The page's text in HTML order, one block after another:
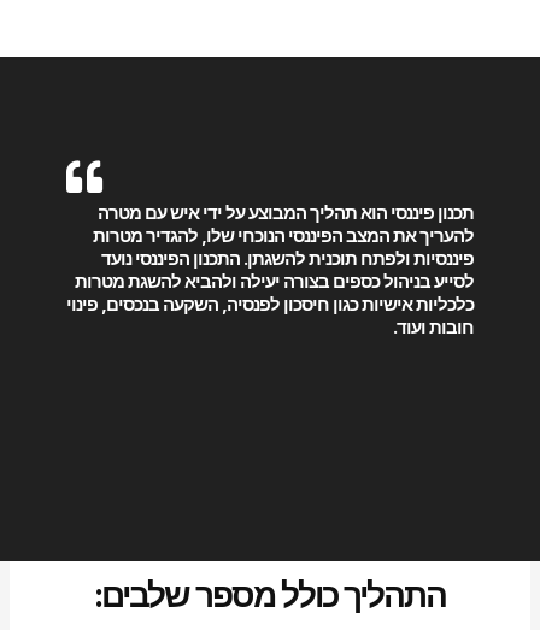
תכנון פיננסי הוא תהליך המבוצע על ידי איש עם מטרה
להעריך את המצב הפיננסי הנוכחי שלו, להגדיר מטרות
פיננסיות ולפתח תוכנית להשגתן. התכנון הפיננסי נועד
לסייע בניהול כספים בצורה יעילה ולהביא להשגת מטרות
כלכליות אישיות כגון חיסכון לפנסיה, השקעה בנכסים, פינוי
חובות ועוד.
התהליך כולל מספר שלבים: